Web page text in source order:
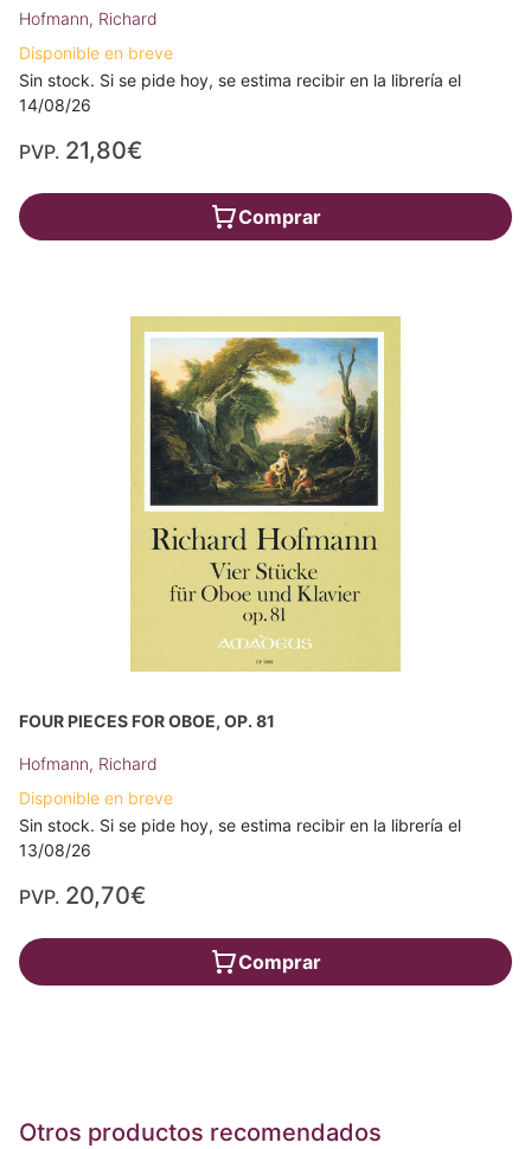
Hofmann, Richard
Disponible en breve
Sin stock. Si se pide hoy, se estima recibir en la librería el
14/08/26
PVP. 21,80€
Comprar
FOUR PIECES FOR OBOE, OP. 81
Hofmann, Richard
Disponible en breve
Sin stock. Si se pide hoy, se estima recibir en la librería el
13/08/26
PVP. 20,70€
Comprar
Otros productos recomendados